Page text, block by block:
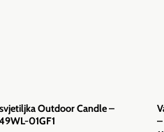
Outdoor Candle –
01GF1